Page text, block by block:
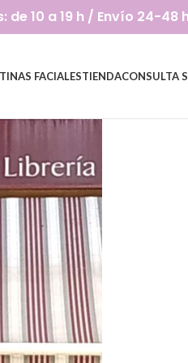
10 a 19 h / Envío 24-48
FACIALESTIENDACONSULTA